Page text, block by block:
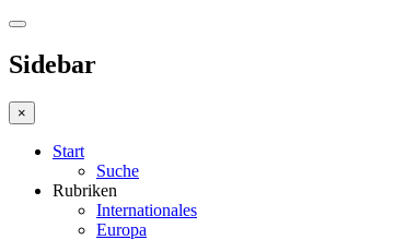
Sidebar
×
Start
Suche
Rubriken
Internationales
Europa